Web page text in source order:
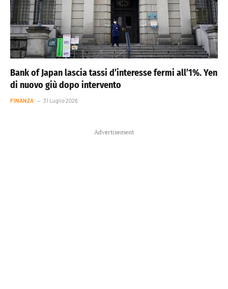
Bank of Japan lascia tassi d’interesse fermi all’1%. Yen
di nuovo giù dopo intervento
FINANZA 31 Luglio 2026
Advertisement